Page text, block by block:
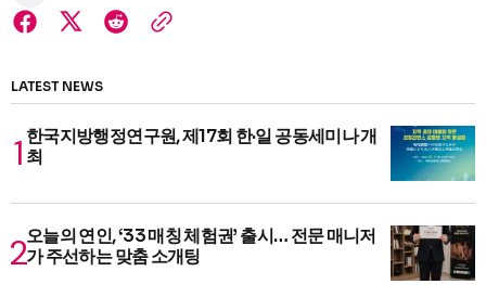
LATEST NEWS
한국지방행정연구원, 제17회 한·일 공동세미나 개
최
오늘의 연인, ‘33 매칭 체험권’ 출시… 전문 매니저
가 주선하는 맞춤 소개팅